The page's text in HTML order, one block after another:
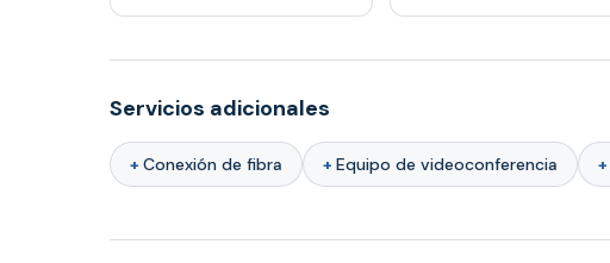
Servicios adicionales
Conexión de fibra Equipo de videoconferencia